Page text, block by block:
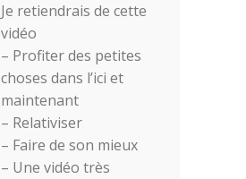
Je retiendrais de cette
vidéo
– Profiter des petites
choses dans l’ici et
maintenant
– Relativiser
– Faire de son mieux
– Une vidéo très